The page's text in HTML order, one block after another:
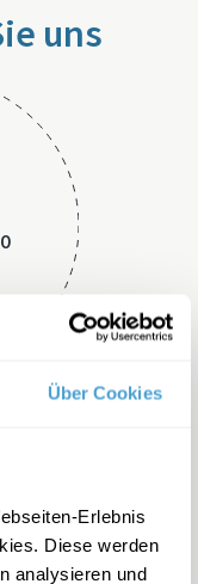
Über Cookies
Erlebnis
Diese werden
analysieren und
uns